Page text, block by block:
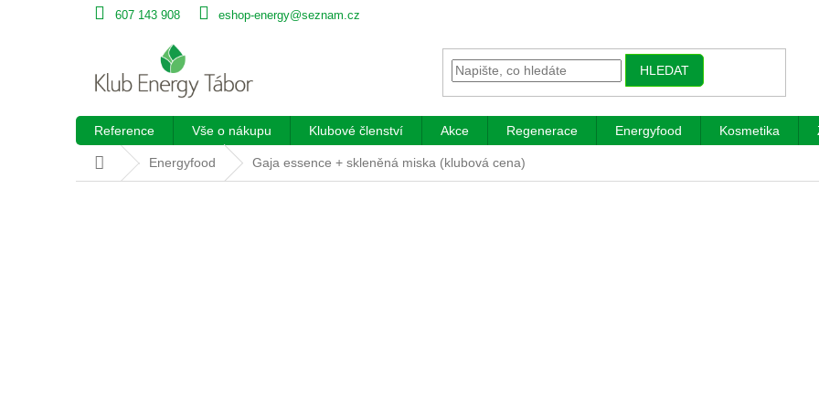
607 143 908 eshop-energy@seznam.cz
HLEDAT
Reference Vše o nákupu Klubové členství Akce Regenerace Energyfood Kosmetika
Domů Energyfood Gaja essence + skleněná miska (klubová cena)